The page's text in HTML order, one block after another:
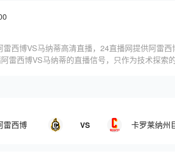
西博VS马纳蒂高清直播，24直播网提供阿雷
雷西博VS马纳蒂的直播信号，只作为技术探索
雷西博 VS 卡罗莱纳州